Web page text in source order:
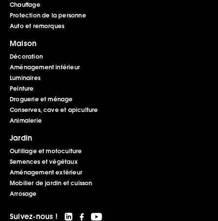
Chauffage
Protection de la personne
Auto et remorques
Maison
Décoration
Aménagement intérieur
Luminaires
Peinture
Droguerie et ménage
Conserves, cave et apiculture
Animalerie
Jardin
Outillage et motoculture
Semences et végétaux
Aménagement extérieur
Mobilier de jardin et cuisson
Arrosage
Suivez-nous !